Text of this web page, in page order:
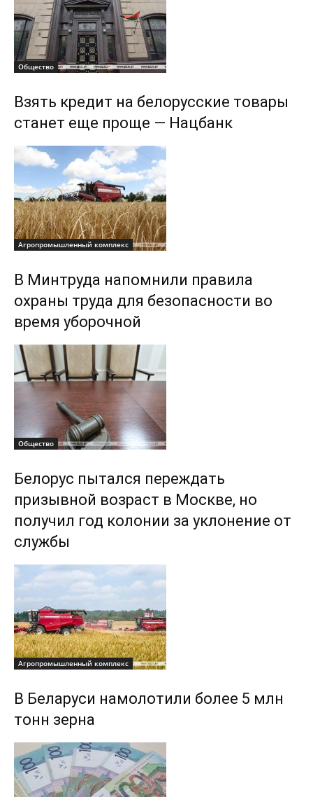
Общество
Взять кредит на белорусские товары
станет еще проще — Нацбанк
Агропромышленный комплекс
В Минтруда напомнили правила
охраны труда для безопасности во
время уборочной
Общество
Белорус пытался переждать
призывной возраст в Москве, но
получил год колонии за уклонение от
службы
Агропромышленный комплекс
В Беларуси намолотили более 5 млн
тонн зерна